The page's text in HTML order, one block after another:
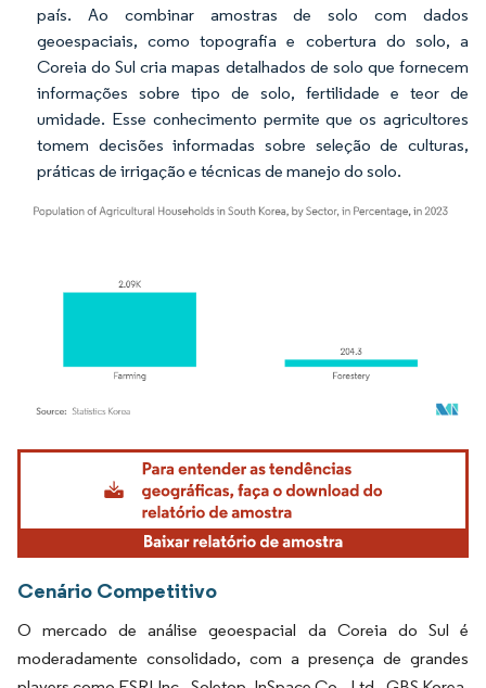
país. Ao combinar amostras de solo com dados
geoespaciais, como topografia e cobertura do solo, a
Coreia do Sul cria mapas detalhados de solo que fornecem
informações sobre tipo de solo, fertilidade e teor de
umidade. Esse conhecimento permite que os agricultores
tomem decisões informadas sobre seleção de culturas,
práticas de irrigação e técnicas de manejo do solo.
Imagem © Mordor Intelligence. O reuso requer atribuição conforme CC BY 4.0.
Cenário Competitivo
O mercado de análise geoespacial da Coreia do Sul é
moderadamente consolidado, com a presença de grandes